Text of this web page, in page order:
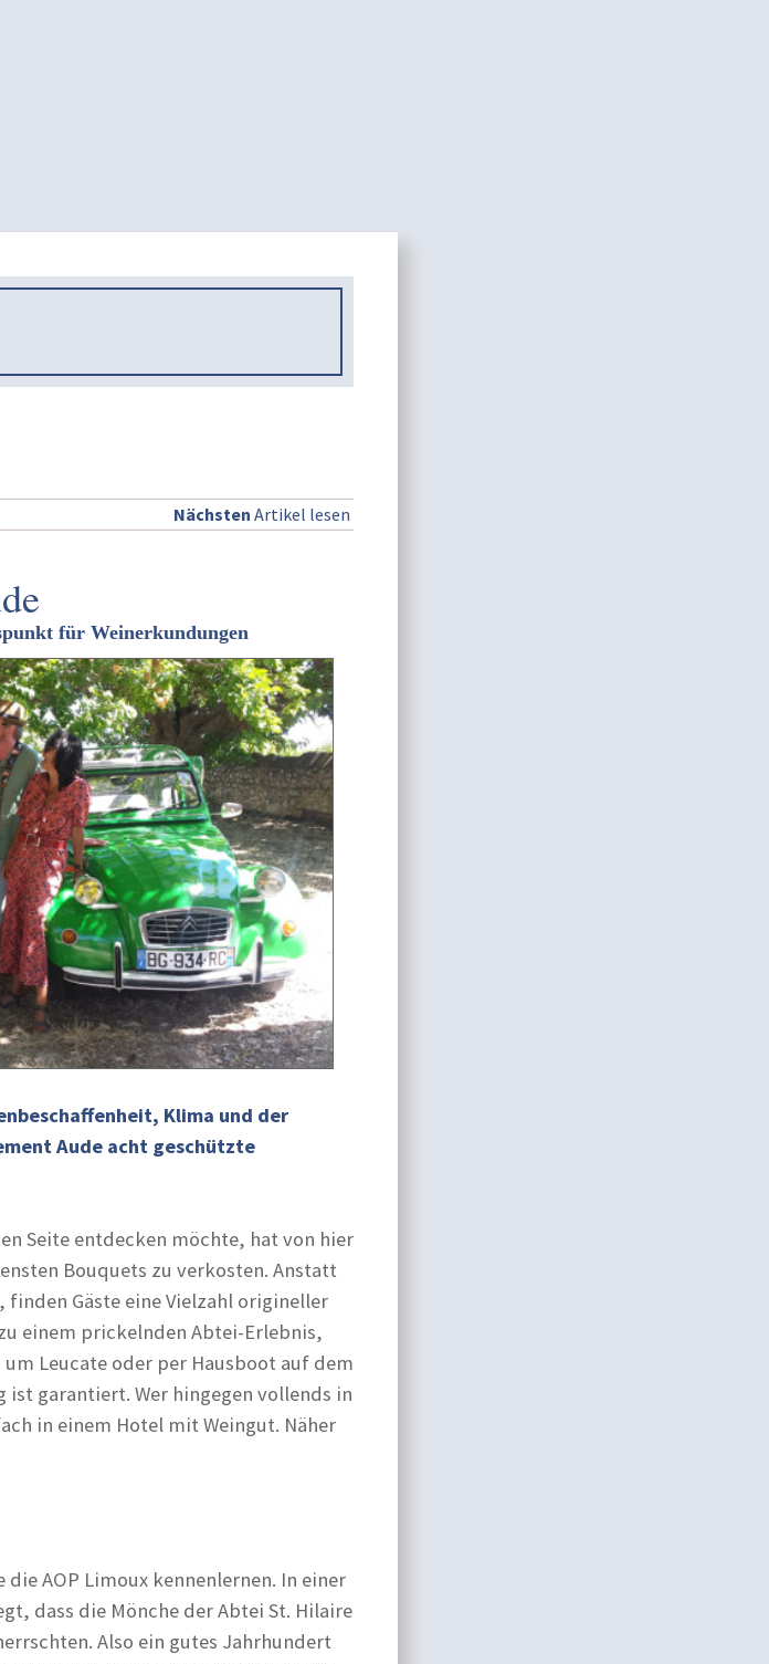
Nächsten Artikel lesen
für Weinerkundungen
Klima und der
Aude acht geschützte
Seite entdecken möchte, hat von hier
Bouquets zu verkosten. Anstatt
Gäste eine Vielzahl origineller
einem prickelnden Abtei-Erlebnis,
Leucate oder per Hausboot auf dem
ist garantiert. Wer hingegen vollends in
in einem Hotel mit Weingut. Näher
AOP Limoux kennenlernen. In einer
dass die Mönche der Abtei St. Hilaire
Also ein gutes Jahrhundert